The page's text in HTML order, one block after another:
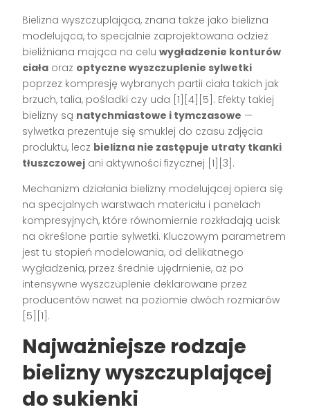
Bielizna wyszczuplająca, znana także jako bielizna
modelująca, to specjalnie zaprojektowana odzież
bieliźniana mająca na celuwygładzenie konturów
ciała oraz optyczne wyszczuplenie sylwetki
poprzez kompresję wybranych partii ciała takich jak
brzuch, talia, pośladki czy uda [1][4][5] . Efekty takiej
bielizny są natychmiastowe i tymczasowe —
sylwetka prezentuje się smuklej do czasu zdjęcia
produktu, lecz bielizna nie zastępuje utraty tkanki
tłuszczowej ani aktywności fizycznej [1][3] .
Mechanizm działania bielizny modelującej opiera się
na specjalnych warstwach materiału i panelach
kompresyjnych, które równomiernie rozkładają ucisk
na określone partie sylwetki. Kluczowym parametrem
jest tu stopień modelowania, od delikatnego
wygładzenia, przez średnie ujędrnienie, aż po
intensywne wyszczuplenie deklarowane przez
producentów nawet na poziomie dwóch rozmiarów
[5][1] .
Najważniejsze rodzaje
bielizny wyszczuplającej
do sukienki